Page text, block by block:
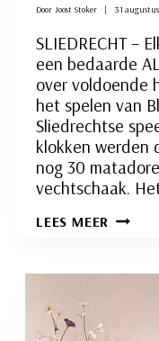
Door Joost Stoker 31
SLIEDRECHT –
een bedaarde
over voldoende
het spelen van
Sliedrechtse
klokken werden
nog 30
vechtschaak.
LEES MEER EERSTE